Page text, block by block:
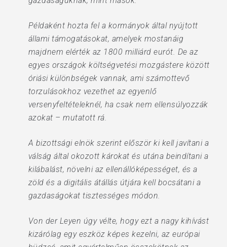
Példaként hozta fel a kormányok által nyújtott
állami támogatásokat, amelyek mostanáig
majdnem elérték az 1800 milliárd eurót. De az
egyes országok költségvetési mozgástere között
óriási különbségek vannak, ami számottevő
torzulásokhoz vezethet az egyenlő
versenyfeltételeknél, ha csak nem ellensúlyozzák
azokat – mutatott rá.
A bizottsági elnök szerint először ki kell javítani a
válság által okozott károkat és utána beindítani a
kilábalást, növelni az ellenállóképességet, és a
zöld és a digitális átállás útjára kell bocsátani a
gazdaságokat tisztességes módon.
Von der Leyen úgy vélte, hogy ezt a nagy kihívást
kizárólag egy eszköz képes kezelni, az európai